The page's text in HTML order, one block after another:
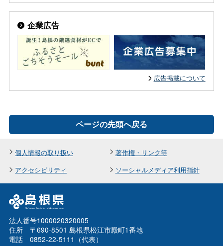
企業広告
広告掲載について
ページの先頭へ戻る
個人情報の取り扱い
著作権・リンク等
アクセシビリティ
ソーシャルメディア利用指針
法人番号1000020320005
住所 〒690-8501 島根県松江市殿町1番地
電話 0852-22-5111（代表）